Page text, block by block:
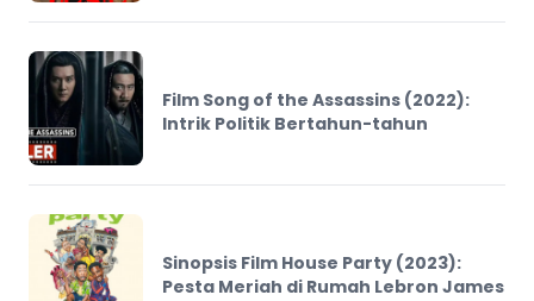
Film Song of the Assassins (2022):
Intrik Politik Bertahun-tahun
Sinopsis Film House Party (2023):
Pesta Meriah di Rumah Lebron James